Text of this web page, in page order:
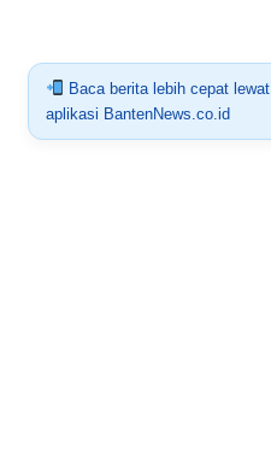
Baca berita lebih cepat lewat
aplikasi BantenNews.co.id